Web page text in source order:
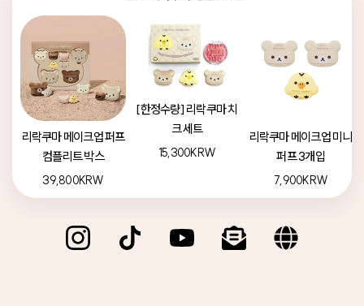
리락쿠마 메이크업 퍼프
컴플리트 박스
39,800KRW
[한정수량] 리락쿠마 치
크 세트
15,300KRW
리락쿠마 메이크업 미니
퍼프 3개입
7,900KRW